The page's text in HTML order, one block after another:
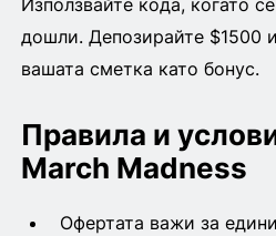
Използвайте кода, когато
дошли. Депозирайте $1500
вашата сметка като бонус.
Правила и
March Madness
Офертата важи за